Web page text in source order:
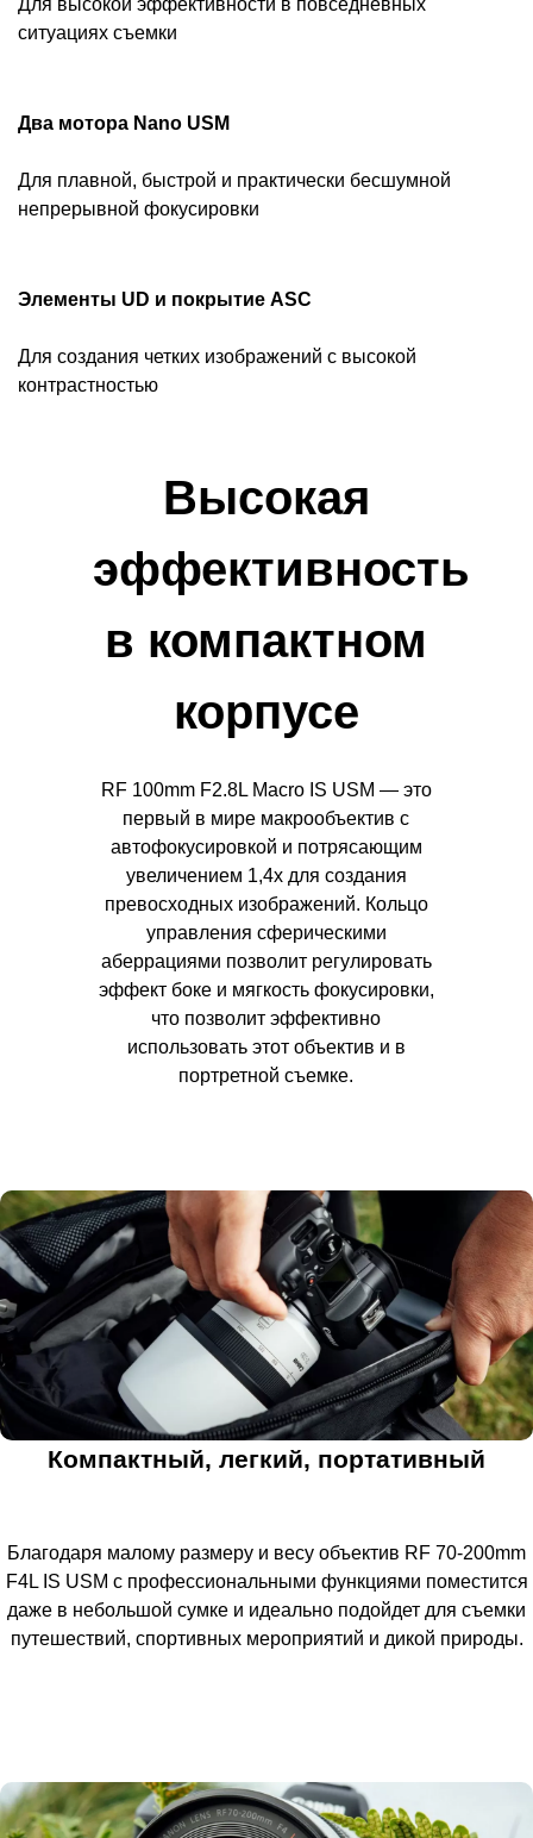
Для высокой эффективности в повседневных
ситуациях съемки
Два мотора Nano USM
Для плавной, быстрой и практически бесшумной
непрерывной фокусировки
Элементы UD и покрытие ASC
Для создания четких изображений с высокой
контрастностью
Высокая
эффективность
в компактном
корпусе
RF 100mm F2.8L Macro IS USM — это
первый в мире макрообъектив с
автофокусировкой и потрясающим
увеличением 1,4x для создания
превосходных изображений. Кольцо
управления сферическими
аберрациями позволит регулировать
эффект боке и мягкость фокусировки,
что позволит эффективно
использовать этот объектив и в
портретной съемке.
Компактный, легкий, портативный
Благодаря малому размеру и весу объектив RF 70-200mm
F4L IS USM с профессиональными функциями поместится
даже в небольшой сумке и идеально подойдет для съемки
путешествий, спортивных мероприятий и дикой природы.